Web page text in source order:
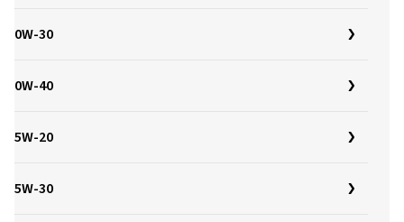
0W-30
0W-40
5W-20
5W-30